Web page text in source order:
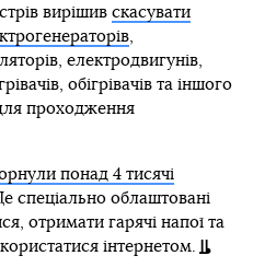
вирішив скасувати
,
електродвигунів,
обігрівачів та іншого
проходження
понад 4 тисячі
спеціально облаштовані
отримати гарячі напої та
інтернетом.